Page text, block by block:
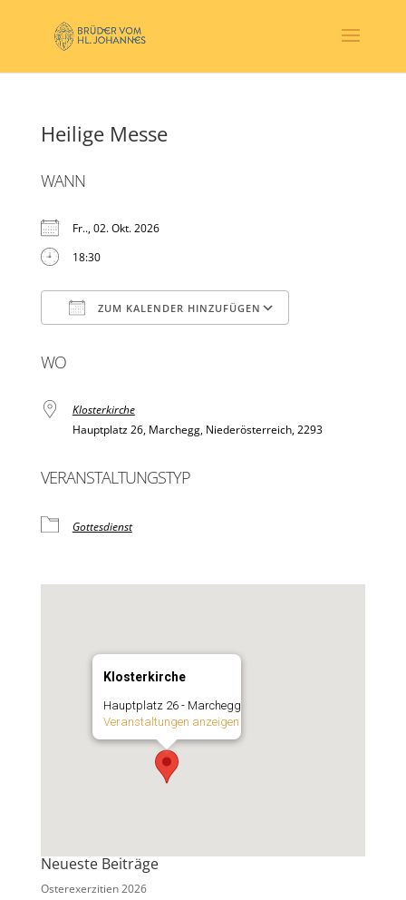
Heilige Messe
WANN
Fr.., 02. Okt. 2026
18:30
ZUM KALENDER HINZUFÜGEN
WO
Klosterkirche
Hauptplatz 26, Marchegg, Niederösterreich, 2293
VERANSTALTUNGSTYP
Gottesdienst
Klosterkirche
Hauptplatz 26 - Marchegg
Veranstaltungen anzeigen
Neueste Beiträge
Osterexerzitien 2026